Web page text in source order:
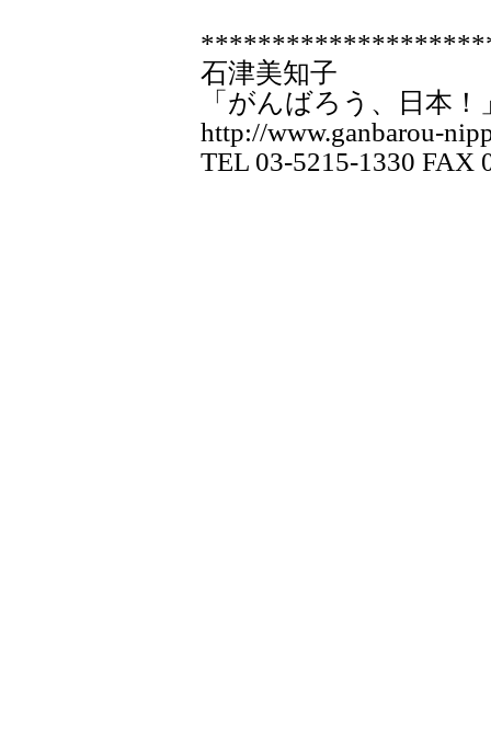
石津美知子
「がんばろう、日本
http://www.ganbarou-
TEL 03-5215-1330 FAX